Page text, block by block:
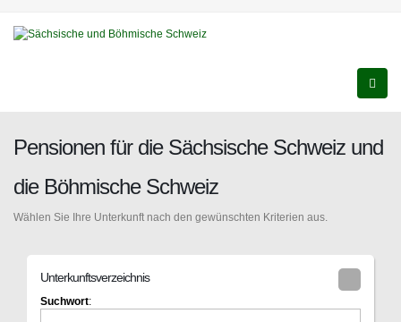
Pensionen für die Sächsische Schweiz und
die Böhmische Schweiz
Wählen Sie Ihre Unterkunft nach den gewünschten Kriterien aus.
Unterkunftsverzeichnis
Suchwort: